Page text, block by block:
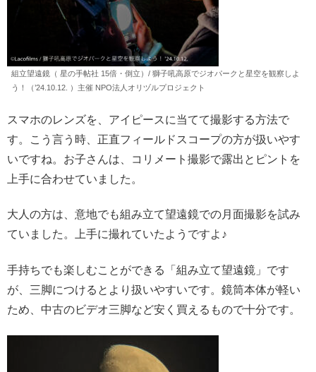
組立望遠鏡（ 星の手帖社 15倍・倒立）/ 獅子吼高原でジオパークと星空を観察しよ
う！（’24.10.12. ）主催 NPO法人オリヅルプロジェクト
スマホのレンズを、アイピースに当てて撮影する方法で
す。こう言う時、正直フィールドスコープの方が扱いやす
いですね。お子さんは、コリメート撮影で露出とピントを
上手に合わせていました。
大人の方は、意地でも組み立て望遠鏡での月面撮影を試み
ていました。上手に撮れていたようですよ♪
手持ちでも楽しむことができる「組み立て望遠鏡」です
が、三脚につけるとより扱いやすいです。鏡筒本体が軽い
ため、中古のビデオ三脚など安く買えるもので十分です。